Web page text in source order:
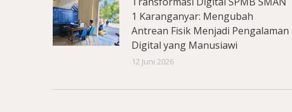
1 Karanganyar: Mengubah
Antrean Fisik Menjadi Pengalaman
Digital yang Manusiawi
12 Juni 2026